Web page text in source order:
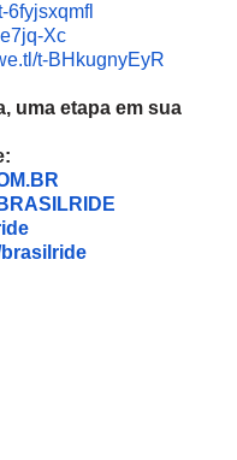
6fyjsxqmfl
Xc
t-BHkugnyEyR
uma etapa em sua
rasilride